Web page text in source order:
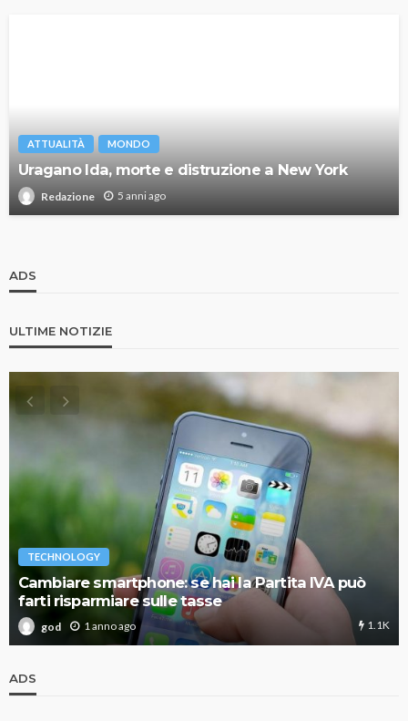
ATTUALITÀ MONDO
Uragano Ida, morte e distruzione a New York
Redazione 5 anni ago
ADS
ULTIME NOTIZIE
TECHNOLOGY
Cambiare smartphone: se hai la Partita IVA può
farti risparmiare sulle tasse
god 1 anno ago 1.1K
ADS